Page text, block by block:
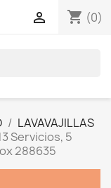
shopping_cart (0)

LAVAVAJILLAS
Servicios, 5
288635